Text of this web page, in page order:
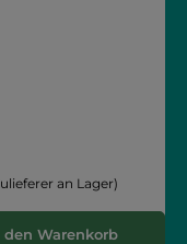
an Lager)
benutze die
den Warenkorb